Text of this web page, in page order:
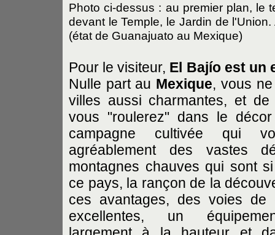
Photo ci-dessus : au premier plan, le
devant le Temple, le Jardin de
(état de Guanajuato au Mexique)
Pour le visiteur, El Bajío est un
Nulle part au Mexique, vous
villes aussi charmantes, et
vous "roulerez" dans le
campagne cultivée qui
agréablement des vastes
montagnes chauves qui sont
ce pays, la rançon de la
ces avantages, des voies de
excellentes, un